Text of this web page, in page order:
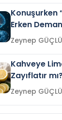
Konuşurken
Erken
mi?
Zeynep
Kahveye
Zayıflatır
Zeynep